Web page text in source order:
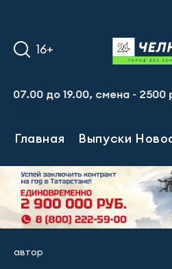
16+
до 19.00, смена - 2500
Главная Выпуски
автор